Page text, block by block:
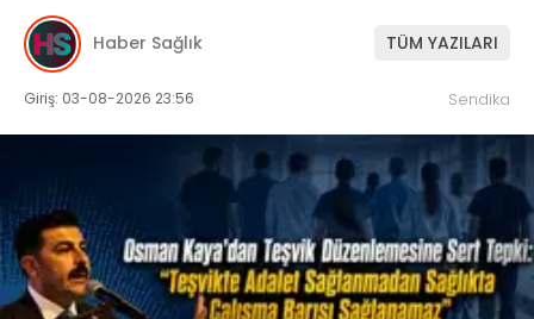
Haber Sağlık TÜM YAZILARI
Giriş: 03-08-2026 23:56 Sendika